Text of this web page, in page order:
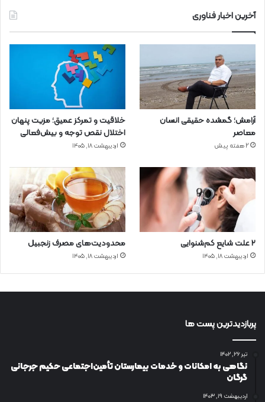
آخرین اخبار فناوری
آرامش؛ گمشده حقیقی انسان
معاصر
2 هفته پیش
خلاقیت و تمرکز عمیق؛ مزیت پنهان
اختلال نقص توجه و بیش‌فعالی
اردیبهشت ۱۸, ۱۴۰۵
۲ علت شایع‌ کم‌شنوایی
اردیبهشت ۱۸, ۱۴۰۵
محدودیت‌های مصرف زنجبیل
اردیبهشت ۱۸, ۱۴۰۵
پربازدیدترین پست ها
تیر ۲۶, ۱۴۰۲
نگاهی به امکانات و خدمات بیمارستان تأمین‌اجتماعی حکیم جرجانی
گرگان
اردیبهشت ۱۹, ۱۴۰۳